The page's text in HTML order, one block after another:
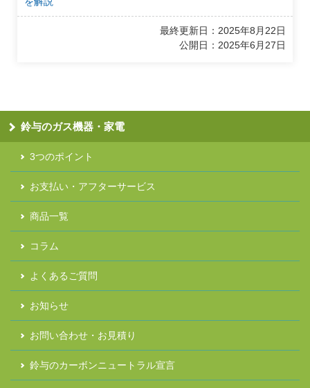
最終更新日：2025年8月22日
公開日：2025年6月27日
鈴与のガス機器・家電
3つのポイント
お支払い・アフターサービス
商品一覧
コラム
よくあるご質問
お知らせ
お問い合わせ・お見積り
鈴与のカーボンニュートラル宣言